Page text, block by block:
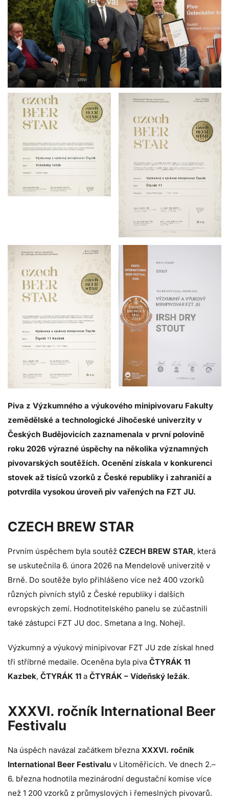
Piva z Výzkumného a výukového minipivovaru Fakulty
zemědělské a technologické Jihočeské univerzity v
Českých Budějovicích zaznamenala v první polovině
roku 2026 výrazné úspěchy na několika významných
pivovarských soutěžích. Ocenění získala v konkurenci
stovek až tisíců vzorků z České republiky i zahraničí a
potvrdila vysokou úroveň piv vařených na FZT JU.
CZECH BREW STAR
Prvním úspěchem byla soutěž CZECH BREW STAR, která
se uskutečnila 6. února 2026 na Mendelově univerzitě v
Brně. Do soutěže bylo přihlášeno více než 400 vzorků
různých pivních stylů z České republiky i dalších
evropských zemí. Hodnotitelského panelu se zúčastnili
také zástupci FZT JU doc. Smetana a Ing. Nohejl.
Výzkumný a výukový minipivovar FZT JU zde získal hned
tři stříbrné medaile. Oceněna byla piva ČTYRÁK 11
Kazbek, ČTYRÁK 11 a ČTYRÁK – Vídeňský ležák.
XXXVI. ročník International Beer
Festivalu
Na úspěch navázal začátkem března XXXVI. ročník
International Beer Festivalu v Litoměřicích. Ve dnech 2.–
6. března hodnotila mezinárodní degustační komise více
než 1 200 vzorků z průmyslových i řemeslných pivovarů.